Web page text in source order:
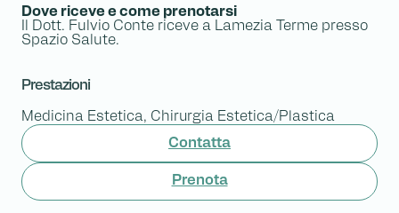
Dove riceve e come prenotarsi
Il Dott. Fulvio Conte riceve a Lamezia Terme presso
Spazio Salute.
Prestazioni
Medicina Estetica, Chirurgia Estetica/Plastica
Contatta
Prenota